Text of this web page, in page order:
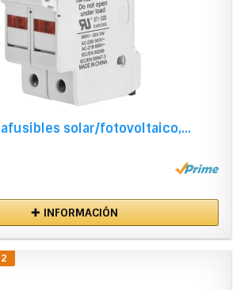
solar/fotovoltaico,...
✚ INFORMACIÓN